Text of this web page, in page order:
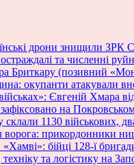
дрони знищили ЗРК
та численні
Бриткару (позивний
окупанти атакували
Євгеній Хмара
на
1130 військових,
прикордонники
бійці 128-ї
та логістику на